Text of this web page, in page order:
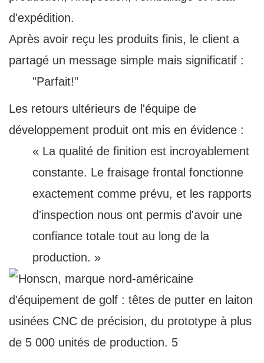
d'expédition.
Après avoir reçu les produits finis, le client a
partagé un message simple mais significatif :
"Parfait!"
Les retours ultérieurs de l'équipe de
développement produit ont mis en évidence :
« La qualité de finition est incroyablement
constante. Le fraisage frontal fonctionne
exactement comme prévu, et les rapports
d'inspection nous ont permis d'avoir une
confiance totale tout au long de la
production. »